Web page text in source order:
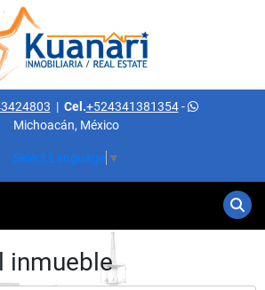
| Cel.+524341381354-
Michoacán, México
Select Language ▼
inmueble